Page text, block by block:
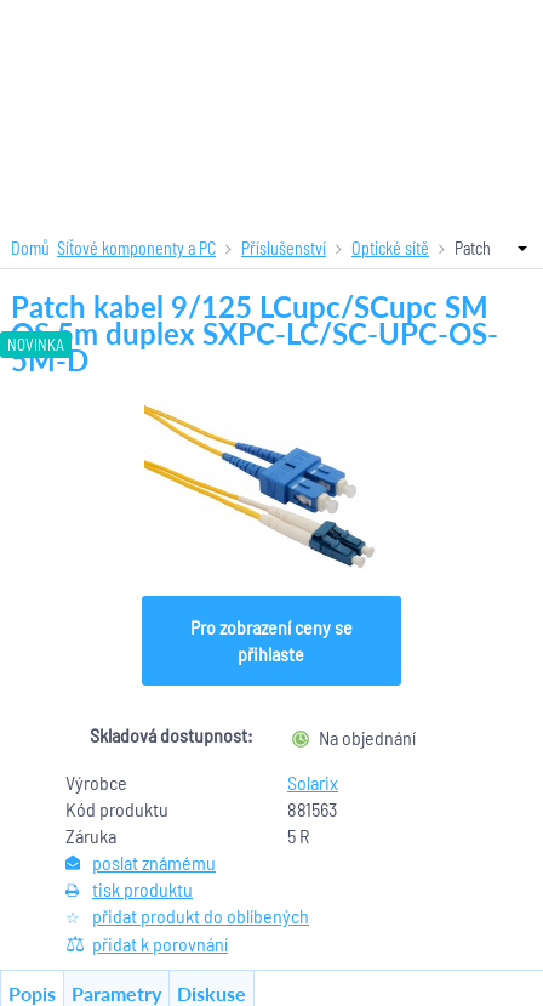
Domů Síťové komponenty a PC Příslušenství Optické sítě Patch
kabel 9/125 LCupc/SCupc SM OS 5m duplex SXPC-LC/SC-UPC-OS-5M-D
NOVINKA
Patch kabel 9/125 LCupc/SCupc SM
OS 5m duplex SXPC-LC/SC-UPC-OS-
5M-D
Výrobce
Solarix
Kód produktu
881563
Záruka
5 R
poslat známému
tisk produktu
přidat produkt do oblíbených
přidat k porovnání
Pro zobrazení ceny se
přihlaste
Skladová dostupnost: Na objednání
Popis Parametry Diskuse